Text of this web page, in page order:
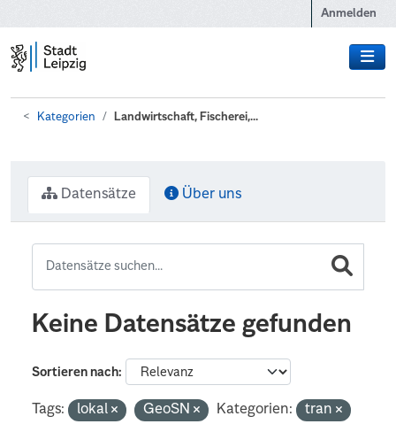
Anmelden
Kategorien Landwirtschaft, Fischerei,...
Datensätze Über uns
Keine Datensätze gefunden
Sortieren nach
Tags: lokal GeoSN Kategorien:
tran